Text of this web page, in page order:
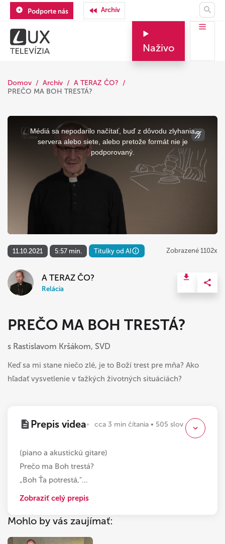
Podporte nás Archív
Naživo
Domov Archív
A TERAZ ČO?
PREČO MA BOH TRESTÁ?
This
window.
Médiá sa nepodarilo načítať, buď z dôvodu zlyhania
servera alebo siete, alebo pretože formát nie je
podporovaný.
11.10.2021 5:57 min. Titulky od AI Zobrazené 1102x
A TERAZ ČO?
Relácia
PREČO MA BOH TRESTÁ?
s Rastislavom Kršákom, SVD
Keď sa mi stane niečo zlé, je to Boží trest pre mňa? Ako
hľadať vysvetlenie v ťažkých životných situáciách?
Prepis videa cca 3 min čítania • 505 slov
(piano a akustickú gitare)
Prečo ma Boh trestá?
„Boh Ťa potrestá,"…
Zobraziť celý prepis
Mohlo by vás zaujímať: